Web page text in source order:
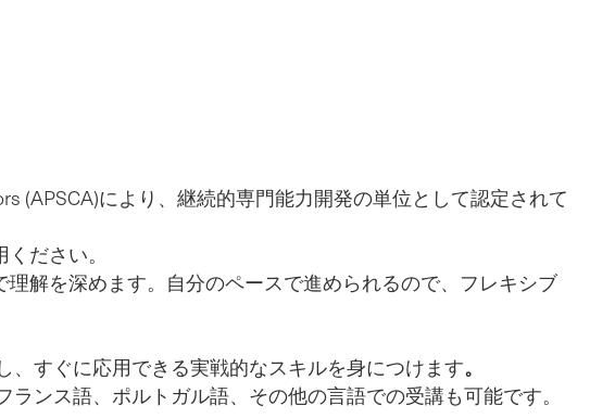
(APSCA)により、継続的専門能力開発の単位として認定されて
ださい。
解を深めます。自分のペースで進められるので、フレキシブ
すぐに応用できる実戦的なスキルを身につけます。
ンス語、ポルトガル語、その他の言語での受講も可能です。